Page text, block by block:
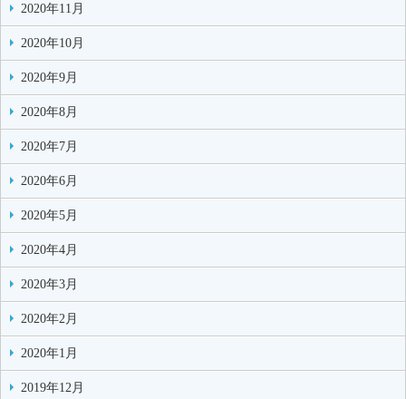
2020年11月
2020年10月
2020年9月
2020年8月
2020年7月
2020年6月
2020年5月
2020年4月
2020年3月
2020年2月
2020年1月
2019年12月